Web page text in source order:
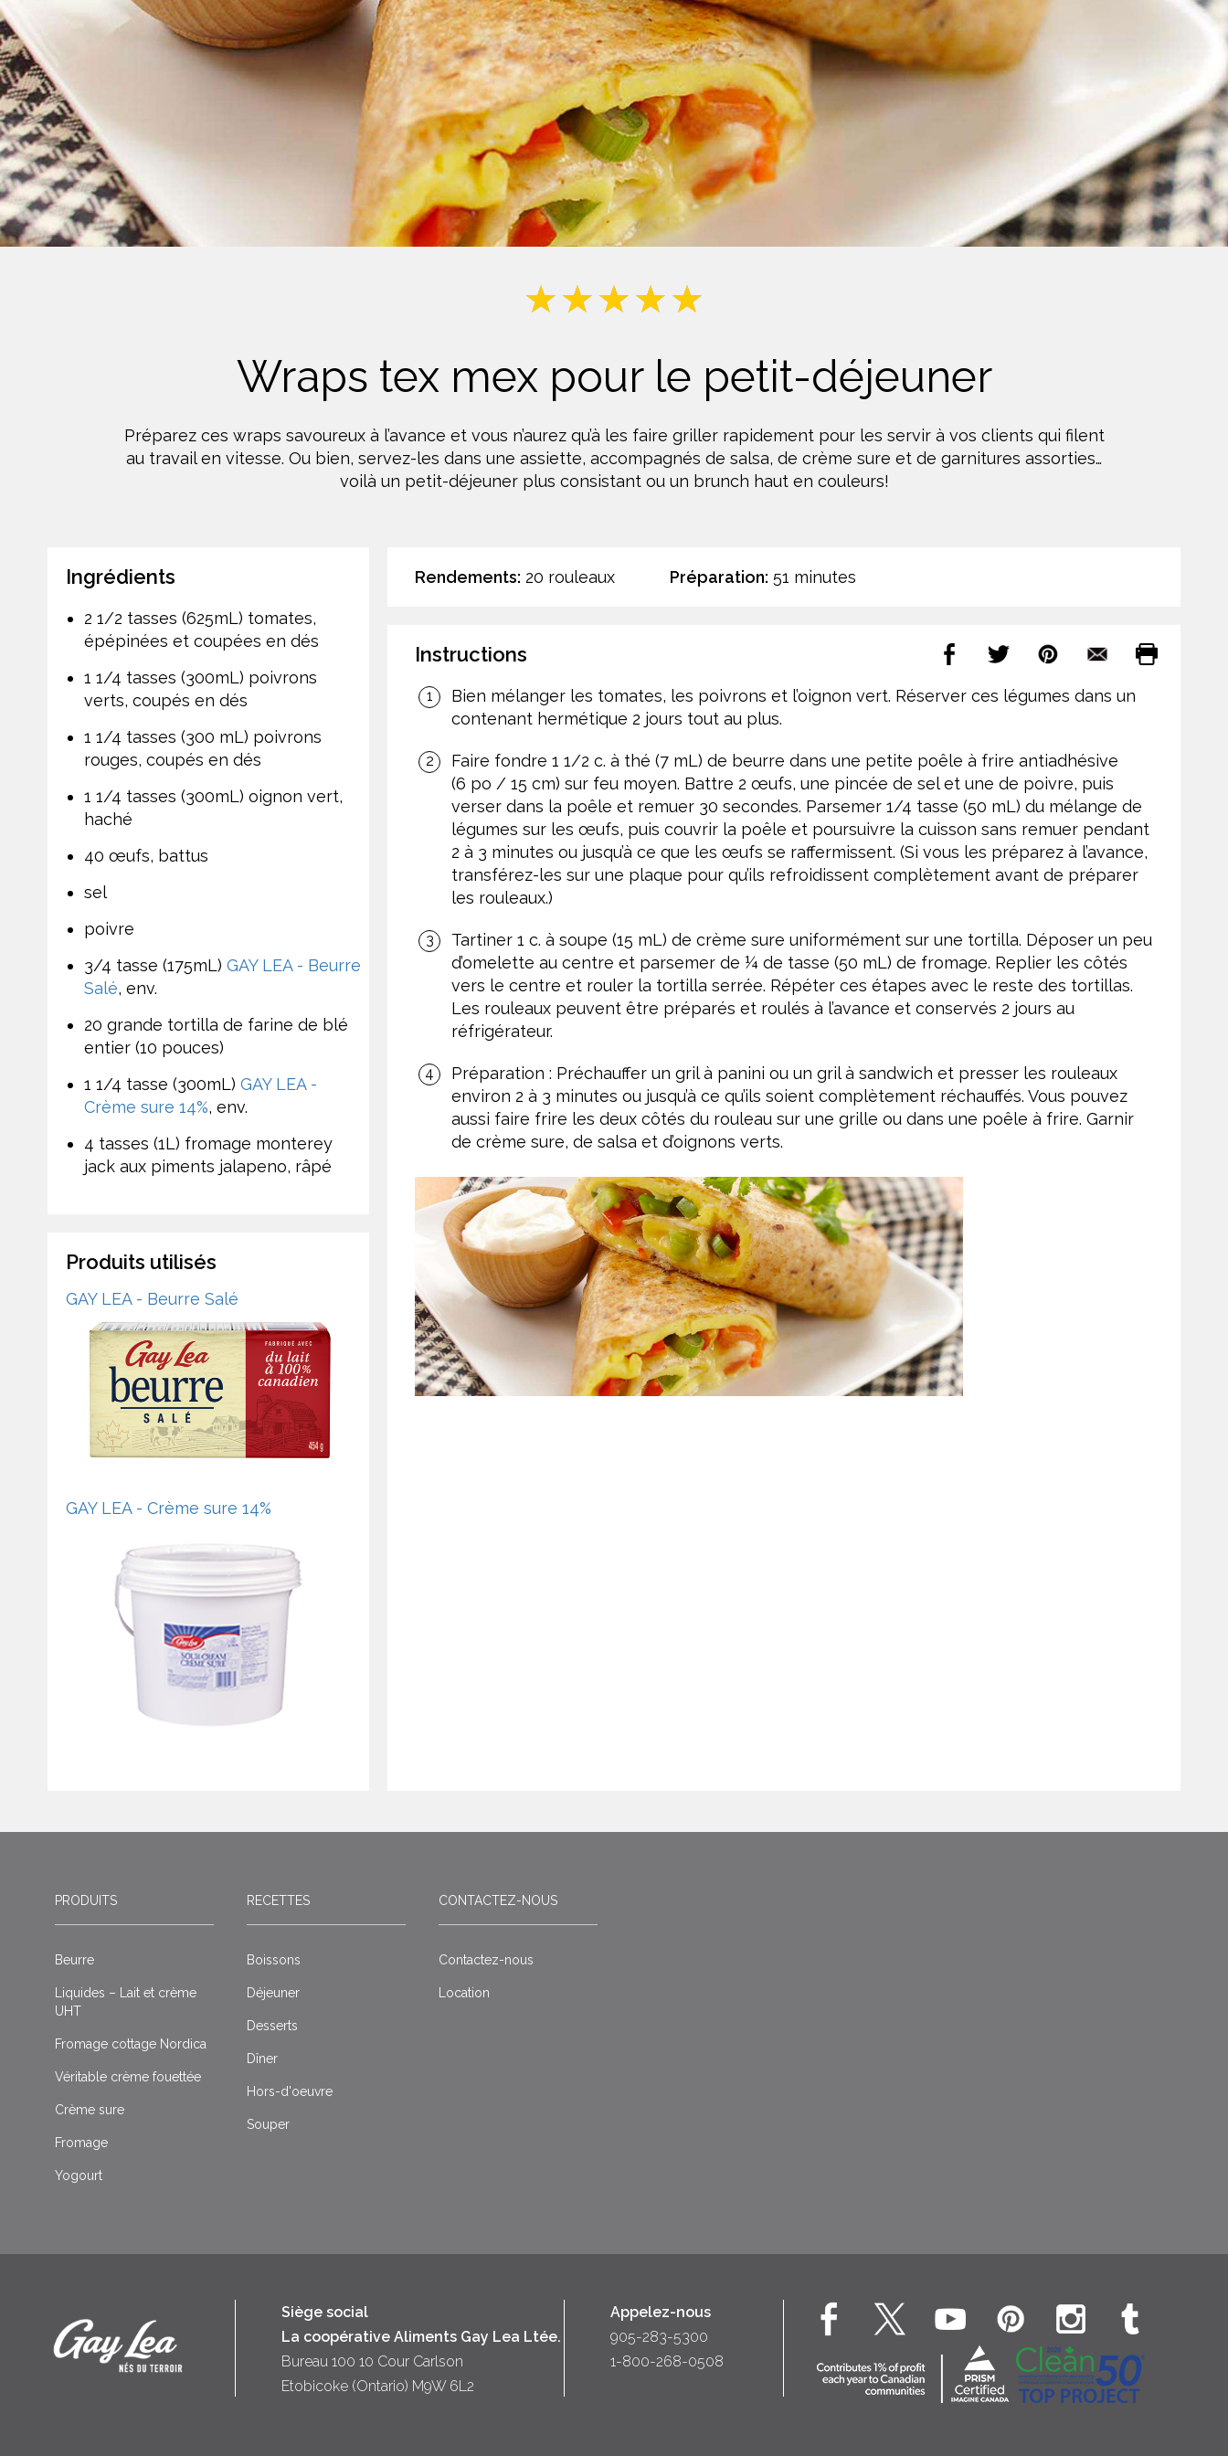
Crème Fouettée Desserts
Boissons
Lait
Wraps tex mex pour le petit-déjeuner
Préparez ces wraps savoureux à l’avance et vous n’aurez qu’à les faire griller rapidement pour les servir à vos clients qui filent
au travail en vitesse. Ou bien, servez-les dans une assiette, accompagnés de salsa, de crème sure et de garnitures assorties…
voilà un petit-déjeuner plus consistant ou un brunch haut en couleurs!
Rendements: 20 rouleaux Préparation: 51 minutes
Instructions
Bien mélanger les tomates, les poivrons et l’oignon vert. Réserver ces légumes dans un
contenant hermétique 2 jours tout au plus.
Faire fondre 1 1/2 c. à thé (7 mL) de beurre dans une petite poêle à frire antiadhésive
(6 po / 15 cm) sur feu moyen. Battre 2 œufs, une pincée de sel et une de poivre, puis
verser dans la poêle et remuer 30 secondes. Parsemer 1/4 tasse (50 mL) du mélange de
légumes sur les œufs, puis couvrir la poêle et poursuivre la cuisson sans remuer pendant
2 à 3 minutes ou jusqu’à ce que les œufs se raffermissent. (Si vous les préparez à l’avance,
transférez-les sur une plaque pour qu’ils refroidissent complètement avant de préparer
les rouleaux.)
Tartiner 1 c. à soupe (15 mL) de crème sure uniformément sur une tortilla. Déposer un peu
d’omelette au centre et parsemer de ¼ de tasse (50 mL) de fromage. Replier les côtés
vers le centre et rouler la tortilla serrée. Répéter ces étapes avec le reste des tortillas.
Les rouleaux peuvent être préparés et roulés à l’avance et conservés 2 jours au
réfrigérateur.
Préparation : Préchauffer un gril à panini ou un gril à sandwich et presser les rouleaux
environ 2 à 3 minutes ou jusqu’à ce qu’ils soient complètement réchauffés. Vous pouvez
aussi faire frire les deux côtés du rouleau sur une grille ou dans une poêle à frire. Garnir
de crème sure, de salsa et d’oignons verts.
Ingrédients
2 1/2 tasses (625mL) tomates,
épépinées et coupées en dés
1 1/4 tasses (300mL) poivrons
verts, coupés en dés
1 1/4 tasses (300 mL) poivrons
rouges, coupés en dés
1 1/4 tasses (300mL) oignon vert,
haché
40 œufs, battus
sel
poivre
3/4 tasse (175mL) GAY LEA - Beurre
Salé, env.
20 grande tortilla de farine de blé
entier (10 pouces)
1 1/4 tasse (300mL) GAY LEA -
Crème sure 14%, env.
4 tasses (1L) fromage monterey
jack aux piments jalapeno, râpé
Produits utilisés
GAY LEA - Beurre Salé
GAY LEA - Crème sure 14%
PRODUITS
Beurre
Liquides – Lait et crème
UHT
Fromage cottage Nordica
Véritable crème fouettée
Crème sure
Fromage
Yogourt
RECETTES
Boissons
Déjeuner
Desserts
Dîner
Hors-d'oeuvre
Souper
CONTACTEZ-NOUS
Contactez-nous
Location
Siège social
La coopérative Aliments Gay Lea Ltée.
Bureau 100 10 Cour Carlson
Etobicoke (Ontario) M9W 6L2
Appelez-nous
905-283-5300
1-800-268-0508